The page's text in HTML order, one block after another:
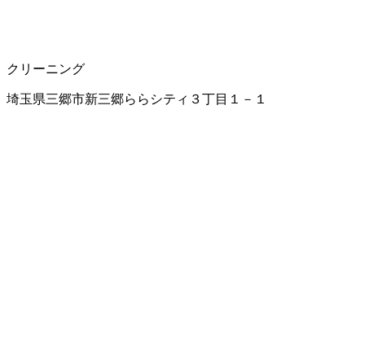
クリーニング
埼玉県三郷市新三郷ららシティ３丁目１－１